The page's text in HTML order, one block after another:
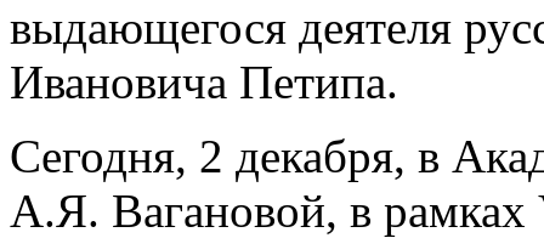
выдающегося деятеля
Ивановича Петипа.
Сегодня, 2 декабря, в
А.Я. Вагановой, в рамках